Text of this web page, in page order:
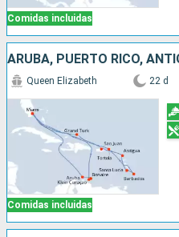
Comidas incluidas
Comidas incluidas
Queen Elizabeth 22 d